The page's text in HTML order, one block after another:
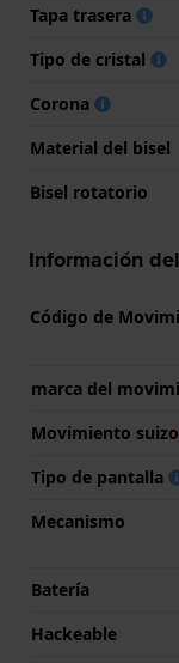
Tapa trasera
Tipo de cristal
Corona
Material del bisel
Bisel rotatorio
Información
Código de
marca del
Movimiento suizo
Tipo de pantalla
Mecanismo
Batería
Hackeable